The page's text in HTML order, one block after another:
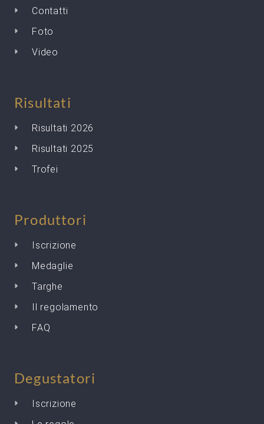
Contatti
Foto
Video
Risultati
Risultati 2026
Risultati 2025
Trofei
Produttori
Iscrizione
Medaglie
Targhe
Il regolamento
FAQ
Degustatori
Iscrizione